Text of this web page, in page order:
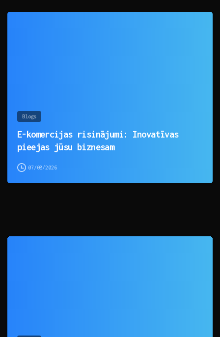
Blogs
E-komercijas risinājumi: Inovatīvas
pieejas jūsu biznesam
07/08/2026